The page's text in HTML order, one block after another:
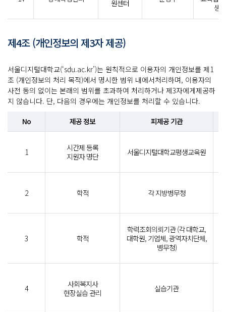
원센터
생
제4조 (개인정보의 제3자 제공)
서울디지털대학교(‘sdu.ac.kr’)는 원칙적으로 이용자의 개인정보를 제1
조 (개인정보의 처리 목적)에서 명시한 범위 내에서처리하며, 이용자의
사전 동의 없이는 본래의 범위를 초과하여 처리하거나 제3자에게제공하
지 않습니다. 단, 다음의 경우에는 개인정보를 처리할 수 있습니다.
No
제공 정보 피제공 기관
1
시간제 등록
지원자 명단
서울디지털대학교평생교육원
2 학적 각 지방병무청
3 학적
학력조회의뢰기관 (각 대학교,
대학원, 기업체, 광역자치단체,
병무청)
4
사회복지사
현장실습 관리
실습기관